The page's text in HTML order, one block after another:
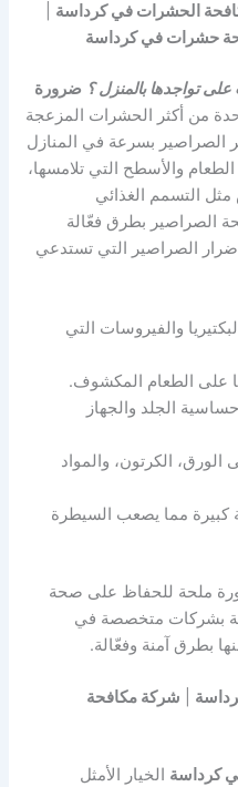
الحشرات في كرداسة
حشرات في كرداسة
تواجدها بالمنزل ؟ ضرورة
من أكثر الحشرات المزعجة
الصراصير بسرعة في المنازل
والأسطح التي تلامسها،
مثل التسمم الغذائي
الصراصير بطرق فعّالة
الصراصير التي تستدعي
والفيروسات التي
على الطعام المكشوف.
الجلد والجهاز
الورق، الكرتون، والمواد
كبيرة مما يصعب السيطرة
ملحة للحفاظ على صحة
بشركات متخصصة في
بطرق آمنة وفعّالة.
شركة مكافحة
كرداسة الخيار الأمثل